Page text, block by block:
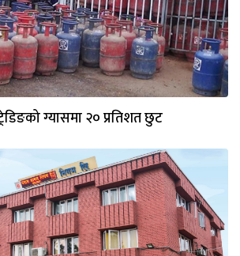
ग्यासमा २० प्रतिशत छुट